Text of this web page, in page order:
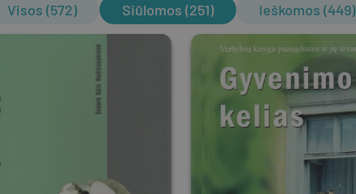
Visos (572) Siūlomos (251) Ieškomos (449)